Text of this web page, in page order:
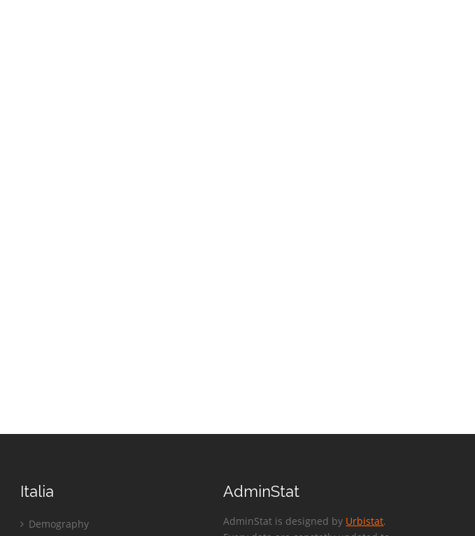
Italia
Demography
AdminStat
AdminStat is designed by Urbistat.